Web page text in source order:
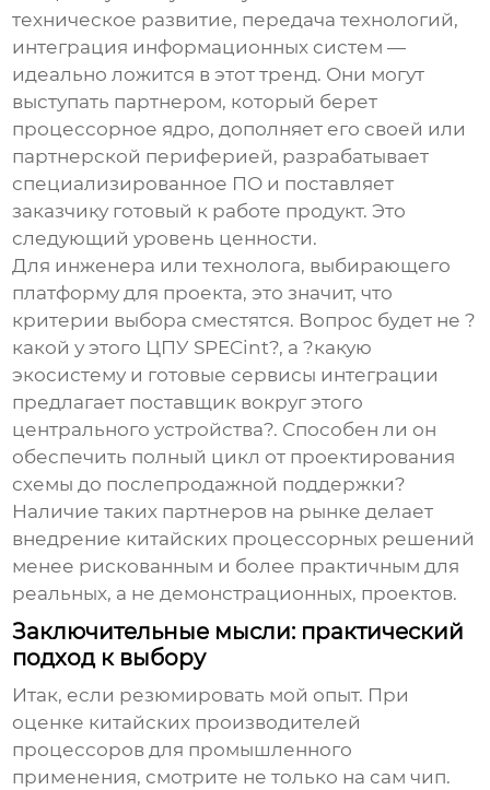
техническое развитие, передача технологий,
интеграция информационных систем —
идеально ложится в этот тренд. Они могут
выступать партнером, который берет
процессорное ядро, дополняет его своей или
партнерской периферией, разрабатывает
специализированное ПО и поставляет
заказчику готовый к работе продукт. Это
следующий уровень ценности.
Для инженера или технолога, выбирающего
платформу для проекта, это значит, что
критерии выбора сместятся. Вопрос будет не ?
какой у этого ЦПУ SPECint?, а ?какую
экосистему и готовые сервисы интеграции
предлагает поставщик вокруг этого
центрального устройства?. Способен ли он
обеспечить полный цикл от проектирования
схемы до послепродажной поддержки?
Наличие таких партнеров на рынке делает
внедрение китайских процессорных решений
менее рискованным и более практичным для
реальных, а не демонстрационных, проектов.
Заключительные мысли: практический
подход к выбору
Итак, если резюмировать мой опыт. При
оценке китайских производителей
процессоров для промышленного
применения, смотрите не только на сам чип.